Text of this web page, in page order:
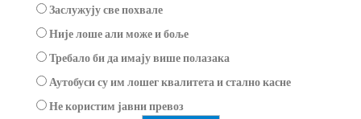
Заслужују све похвале
Није лоше али може и боље
Требало би да имају више полазака
Аутобуси су им лошег квалитета и стално касне
Не користим јавни превоз